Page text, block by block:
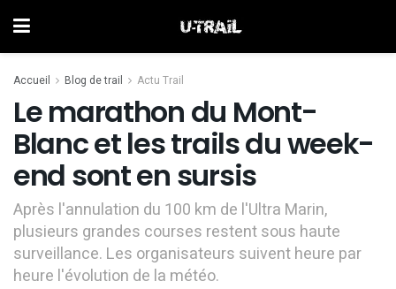
Accueil Blog de trail Actu Trail
Le marathon du Mont-
Blanc et les trails du week-
end sont en sursis
Après l'annulation du 100 km de l'Ultra Marin,
plusieurs grandes courses restent sous haute
surveillance. Les organisateurs suivent heure par
heure l'évolution de la météo.